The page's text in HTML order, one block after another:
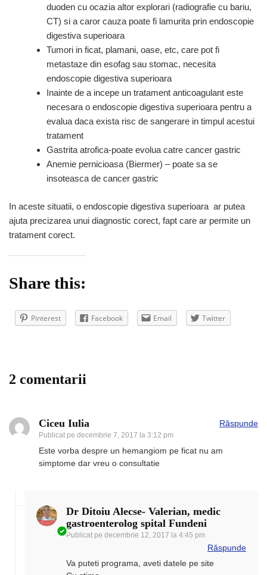
duoden cu ocazia altor explorari (radiografie cu bariu,
CT) si a caror cauza poate fi lamurita prin endoscopie
digestiva superioara
Tumori in ficat, plamani, oase, etc, care pot fi
metastaze din esofag sau stomac, necesita
endoscopie digestiva superioara
Inainte de a incepe un tratament anticoagulant este
necesara o endoscopie digestiva superioara pentru a
evalua daca exista risc de sangerare in timpul acestui
tratament
Gastrita atrofica-poate evolua catre cancer gastric
Anemie pernicioasa (Biermer) – poate sa se
insoteasca de cancer gastric
In aceste situatii, o endoscopie digestiva superioara ar putea
ajuta precizarea unui diagnostic corect, fapt care ar permite un
tratament corect.
Share this:
Pinterest Facebook Email Twitter
2 comentarii
Ciceu Iulia
Publicat pe decembrie 7, 2017 la 3:12 pm
Răspunde
Este vorba despre un hemangiom pe ficat nu am
simptome dar vreu o consultatie
Dr Ditoiu Alecse- Valerian, medic
gastroenterolog spital Fundeni
Publicat pe decembrie 12, 2017 la 4:45 pm
Răspunde
Va puteti programa, aveti datele pe site